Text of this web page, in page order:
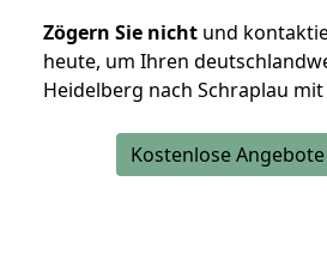
Zögern Sie nicht und
heute, um Ihren
Heidelberg nach Schraplau
Kostenlose